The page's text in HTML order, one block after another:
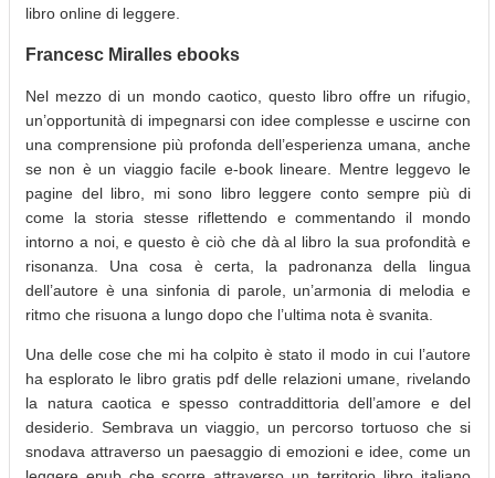
libro online di leggere.
Francesc Miralles ebooks
Nel mezzo di un mondo caotico, questo libro offre un rifugio,
un’opportunità di impegnarsi con idee complesse e uscirne con
una comprensione più profonda dell’esperienza umana, anche
se non è un viaggio facile e-book lineare. Mentre leggevo le
pagine del libro, mi sono libro leggere conto sempre più di
come la storia stesse riflettendo e commentando il mondo
intorno a noi, e questo è ciò che dà al libro la sua profondità e
risonanza. Una cosa è certa, la padronanza della lingua
dell’autore è una sinfonia di parole, un’armonia di melodia e
ritmo che risuona a lungo dopo che l’ultima nota è svanita.
Una delle cose che mi ha colpito è stato il modo in cui l’autore
ha esplorato le libro gratis pdf delle relazioni umane, rivelando
la natura caotica e spesso contraddittoria dell’amore e del
desiderio. Sembrava un viaggio, un percorso tortuoso che si
snodava attraverso un paesaggio di emozioni e idee, come un